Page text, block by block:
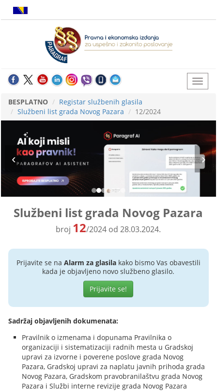
BESPLATNO
Registar službenih glasila
Službeni list grada Novog Pazara
12/2024
Službeni list grada Novog Pazara
broj 12/2024 od 28.03.2024.
Prijavite se na Alarm za glasilakako bismo Vas obavestili
kada je objavljeno novo službeno glasilo.
Prijavite se!
Sadržaj objavljenih dokumenata:
Pravilnik o izmenama i dopunama Pravilnika o
organizaciji i sistematizaciji radnih mesta u Gradskoj
upravi za izvorne i poverene poslove grada Novog
Pazara, Gradskoj upravi za naplatu javnih prihoda grada
Novog Pazara, Gradskom pravobranilaštvu grada Novog
Pazara i Službi interne revizije grada Novog Pazara